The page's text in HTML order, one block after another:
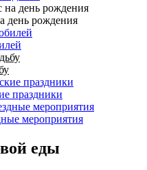
день рождения
праздники
мероприятия
еды